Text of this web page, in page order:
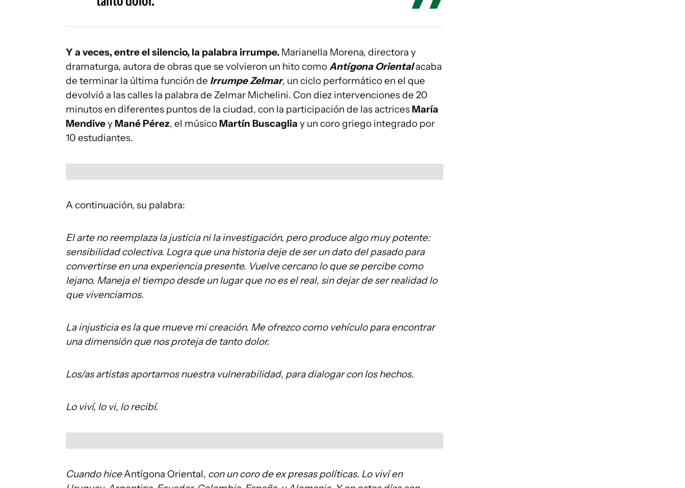
Y a veces, entre el silencio, la palabra irrumpe. Marianella Morena, directora y
dramaturga, autora de obras que se volvieron un hito comoAntígona Orientalacaba
de terminar la última función de Irrumpe Zelmar, un ciclo performático en el que
devolvió a las calles la palabra de Zelmar Michelini. Con diez intervenciones de 20
minutos en diferentes puntos de la ciudad, con la participación de las actrices María
Mendivey Mané Pérez, el músico Martín Buscaglia y un coro griego integrado por
10 estudiantes.
A continuación, su palabra:
El arte no reemplaza la justicia ni la investigación, pero produce algo muy potente:
sensibilidad colectiva. Logra que una historia deje de ser un dato del pasado para
convertirse en una experiencia presente. Vuelve cercano lo que se percibe como
lejano. Maneja el tiempo desde un lugar que no es el real, sin dejar de ser realidad lo
que vivenciamos.
La injusticia es la que mueve mi creación. Me ofrezco como vehículo para encontrar
una dimensión que nos proteja de tanto dolor.
Los/as artistas aportamos nuestra vulnerabilidad, para dialogar con los hechos.
Lo viví, lo vi, lo recibí.
Cuando hiceAntígona Oriental, con un coro de ex presas políticas. Lo viví en